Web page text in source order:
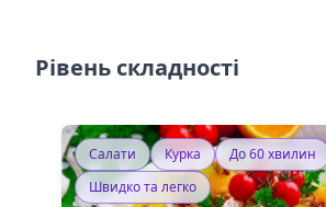
Рівень складності
Салати Курка
До 60 хвилин
Швидко та легко